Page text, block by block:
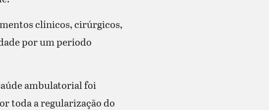
clínicos, cirúrgicos,
por um período
ambulatorial foi
toda a regularização do